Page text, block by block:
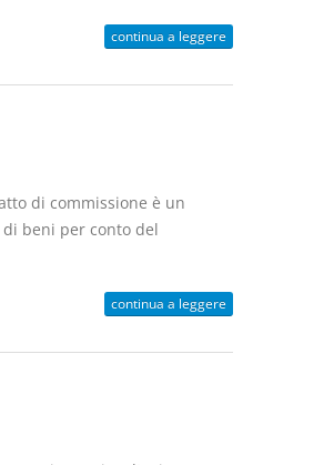
continua a leggere
di commissione è un
beni per conto del
continua a leggere